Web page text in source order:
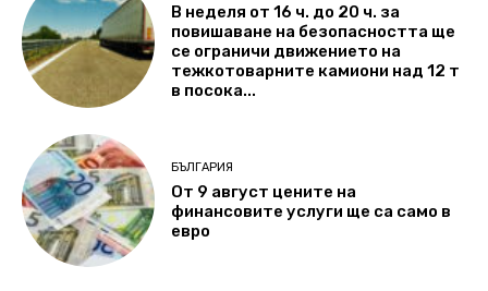
В неделя от 16 ч. до 20 ч. за
повишаване на безопасността ще
се ограничи движението на
тежкотоварните камиони над 12 т
в посока...
БЪЛГАРИЯ
От 9 август цените на
финансовите услуги ще са само в
евро